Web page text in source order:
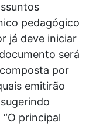
pedagógico
já deve iniciar
será
por
emitirão
principal